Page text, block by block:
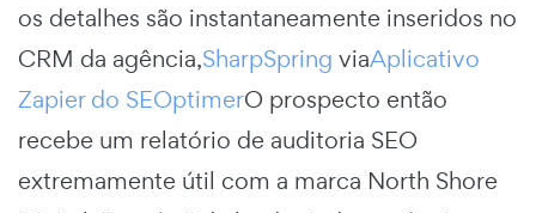
os detalhes são instantaneamente inseridos no
CRM da agência,SharpSpring viaAplicativo
Zapier do SEOptimerO prospecto então
recebe um relatório de auditoria SEO
extremamente útil com a marca North Shore